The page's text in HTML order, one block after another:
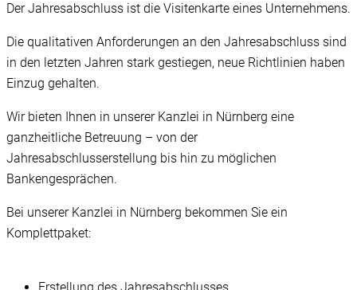
Der Jahresabschluss ist die Visitenkarte eines Unternehmens.
Die qualitativen Anforderungen an den Jahresabschluss sind
in den letzten Jahren stark gestiegen, neue Richtlinien haben
Einzug gehalten.
Wir bieten Ihnen in unserer Kanzlei in Nürnberg eine
ganzheitliche Betreuung – von der
Jahresabschlusserstellung bis hin zu möglichen
Bankengesprächen.
Bei unserer Kanzlei in Nürnberg bekommen Sie ein
Komplettpaket: